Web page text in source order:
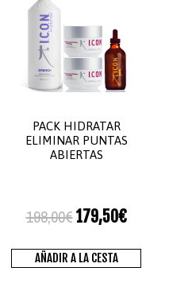
PACK HIDRATAR
ELIMINAR PUNTAS
ABIERTAS
198,00€179,50€
AÑADIR A LA CESTA